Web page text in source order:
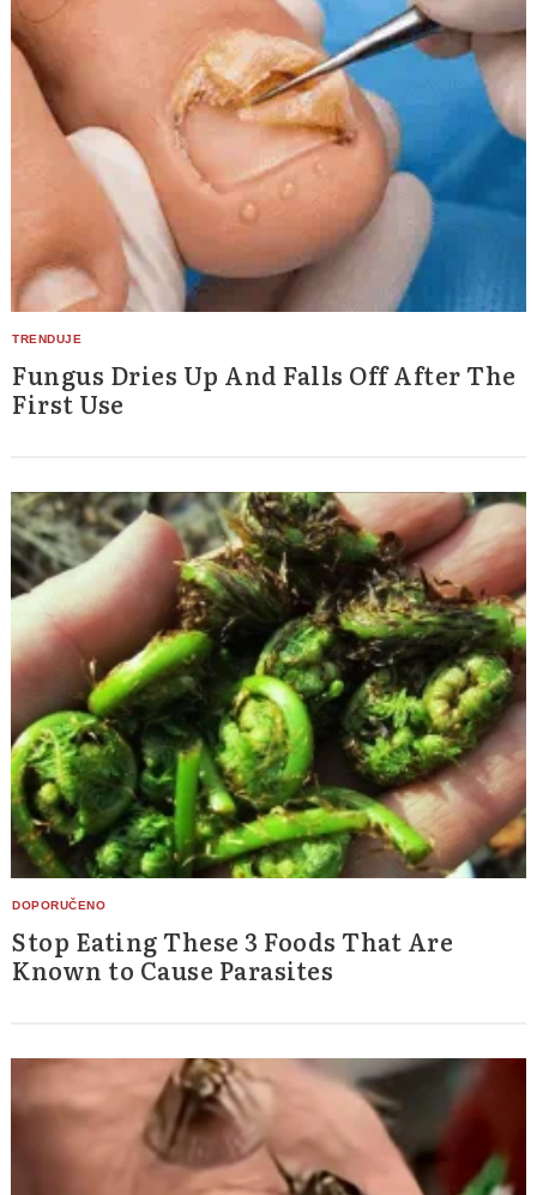
Fungus Dries Up And Falls Off After The
First Use
Stop Eating These 3 Foods That Are
Known to Cause Parasites